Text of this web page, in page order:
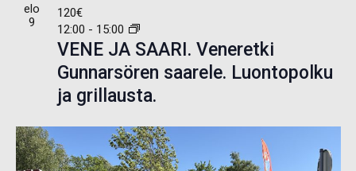
elo
9
VENE JA SAARI. Veneretki
Gunnarsören saarele. Luontopolku
ja grillausta.
12:00 - 15:00
120€